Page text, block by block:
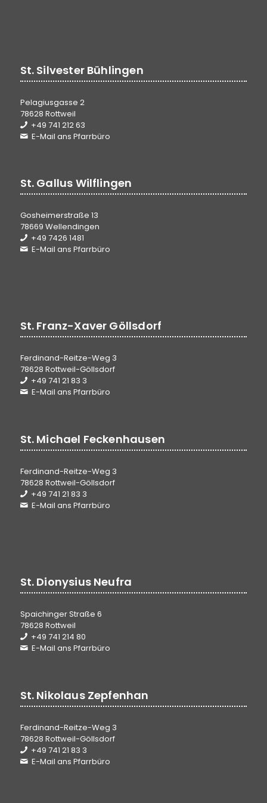
St. Silvester Bühlingen
Pelagiusgasse 2
78628 Rottweil
+49 741 212 63
E-Mail ans Pfarrbüro
St. Gallus Wilflingen
Gosheimerstraße 13
78669 Wellendingen
+49 7426 1481
E-Mail ans Pfarrbüro
St. Franz-Xaver Göllsdorf
Ferdinand-Reitze-Weg 3
78628 Rottweil-Göllsdorf
+49 741 21 83 3
E-Mail ans Pfarrbüro
St. Michael Feckenhausen
Ferdinand-Reitze-Weg 3
78628 Rottweil-Göllsdorf
+49 741 21 83 3
E-Mail ans Pfarrbüro
St. Dionysius Neufra
Spaichinger Straße 6
78628 Rottweil
+49 741 214 80
E-Mail ans Pfarrbüro
St. Nikolaus Zepfenhan
Ferdinand-Reitze-Weg 3
78628 Rottweil-Göllsdorf
+49 741 21 83 3
E-Mail ans Pfarrbüro